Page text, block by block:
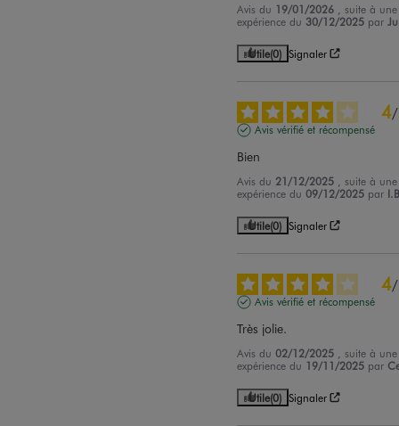
Avis du 19/01/2026
, suite à une
expérience du 30/12/2025 par
Utile(0) Signaler
4/
Avis vérifié et récompensé
Bien
Avis du 21/12/2025
, suite à une
expérience du09/12/2025 par
Utile(0) Signaler
4/
Avis vérifié et récompensé
Très jolie.
Avis du02/12/2025
, suite à une
expérience du 19/11/2025 par
Utile(0) Signaler